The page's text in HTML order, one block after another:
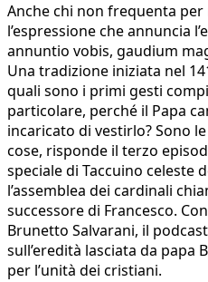
Anche chi non frequenta
l’espressione che annuncia
annuntio vobis, gaudium
Una tradizione iniziata nel
quali sono i primi gesti
particolare, perché il Papa
incaricato di vestirlo? Sono
cose, risponde il terzo
speciale di Taccuino celeste
l’assemblea dei cardinali
successore di Francesco.
Brunetto Salvarani, il
sull’eredità lasciata da papa
per l’unità dei cristiani.